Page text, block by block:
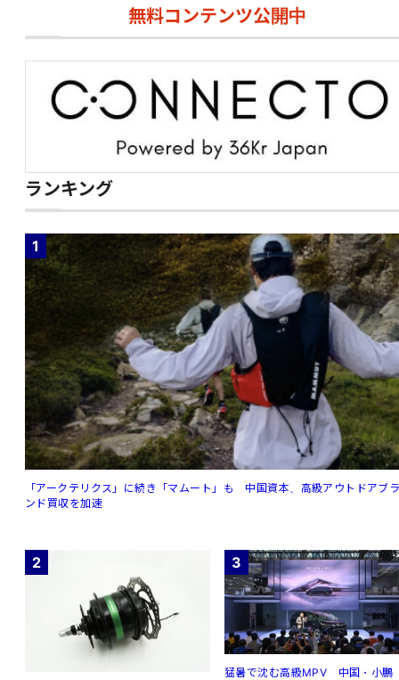
無料コンテンツ公開中
ランキング
1
「アークテリクス」に続き「マムート」も 中国資本、高級アウトドアブ
ンド買収を加速
2 3
猛暑で沈む高級MPV 中国・小鵬